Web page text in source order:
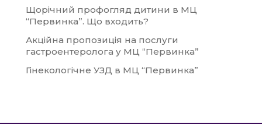
Щорічний профогляд дитини в МЦ
“Первинка”. Що входить?
Акційна пропозиція на послуги
гастроентеролога у МЦ “Первинка”
Гінекологічне УЗД в МЦ “Первинка”